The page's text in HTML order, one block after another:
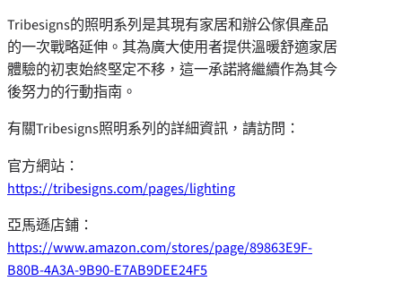
Tribesigns的照明系列是其現有家居和辦公傢俱產品
的一次戰略延伸。其為廣大使用者提供溫暖舒適家居
體驗的初衷始終堅定不移，這一承諾將繼續作為其今
後努力的行動指南。
有關Tribesigns照明系列的詳細資訊，請訪問：
官方網站：
https://tribesigns.com/pages/lighting
亞馬遜店鋪：
https://www.amazon.com/stores/page/89863E9F-
B80B-4A3A-9B90-E7AB9DEE24F5